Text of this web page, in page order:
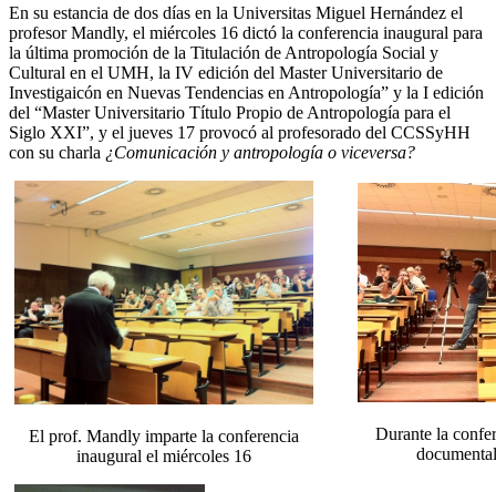
En su estancia de dos días en la Universitas Miguel Hernández el
profesor Mandly, el miércoles 16 dictó la conferencia inaugural para
la última promoción de la Titulación de Antropología Social y
Cultural en el UMH, la IV edición del Master Universitario de
Investigaicón en Nuevas Tendencias en Antropología” y la I edición
del “Master Universitario Título Propio de Antropología para el
Siglo XXI”, y el jueves 17 provocó al profesorado del CCSSyHH
con su charla ¿Comunicación y antropología o viceversa?
El prof. Mandly imparte la conferencia
inaugural el miércoles 16
Durante la